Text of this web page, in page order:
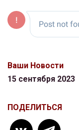
Ваши Новости
15 сентября 2023
ПОДЕЛИТЬСЯ